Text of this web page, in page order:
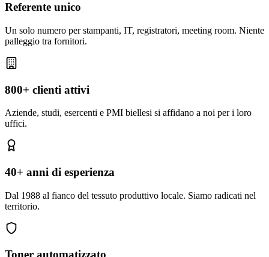
Referente unico
Un solo numero per stampanti, IT, registratori, meeting room. Niente
palleggio tra fornitori.
800+ clienti attivi
Aziende, studi, esercenti e PMI biellesi si affidano a noi per i loro
uffici.
40+ anni di esperienza
Dal 1988 al fianco del tessuto produttivo locale. Siamo radicati nel
territorio.